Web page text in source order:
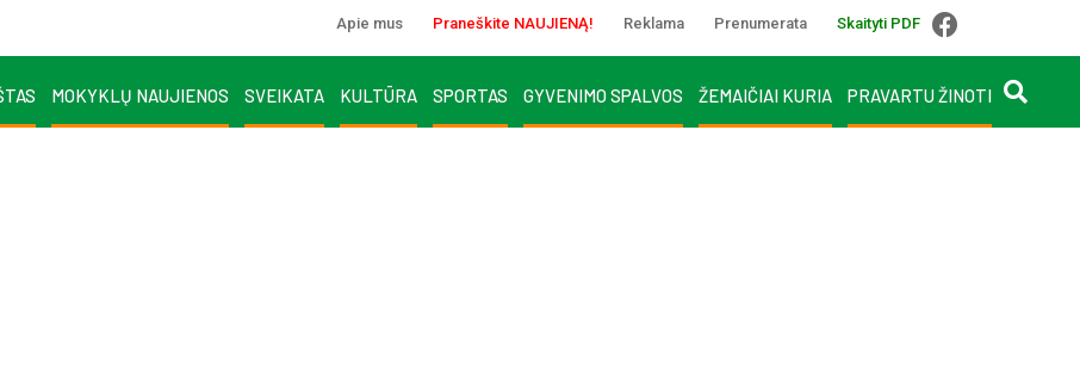
Apie mus Praneškite NAUJIENĄ! Reklama Prenumerata Skaityti PDF
MOKYKLŲ NAUJIENOS SVEIKATA KULTŪRA SPORTAS GYVENIMO SPALVOS ŽEMAIČIAI KURIA PRAVARTU ŽINOTI